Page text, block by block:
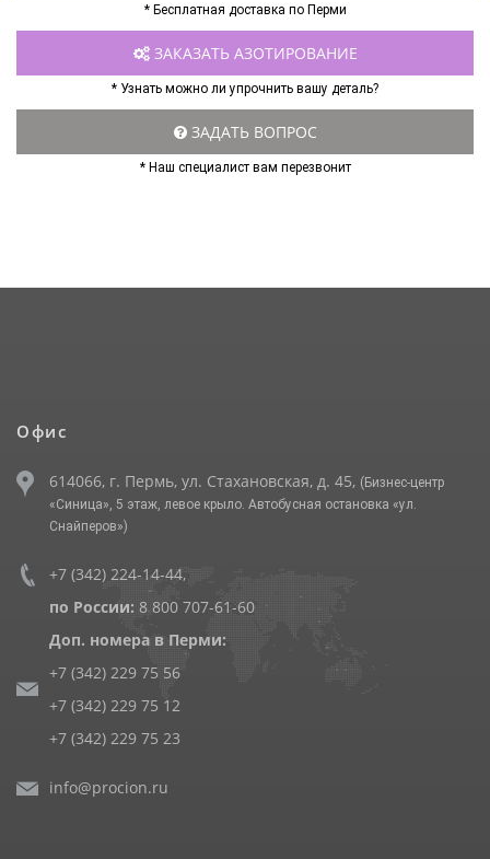
* Бесплатная доставка по Перми
ЗАКАЗАТЬ АЗОТИРОВАНИЕ
* Узнать можно ли упрочнить вашу деталь?
ЗАДАТЬ ВОПРОС
* Наш специалист вам перезвонит
Офис
614066, г. Пермь, ул. Стахановская, д. 45, (Бизнес-центр
«Синица», 5 этаж, левое крыло. Автобусная остановка «ул.
Снайперов»)
+7 (342) 224-14-44,
по России: 8 800 707-61-60
Доп. номера в Перми:
+7 (342) 229 75 56
+7 (342) 229 75 12
+7 (342) 229 75 23
info@procion.ru